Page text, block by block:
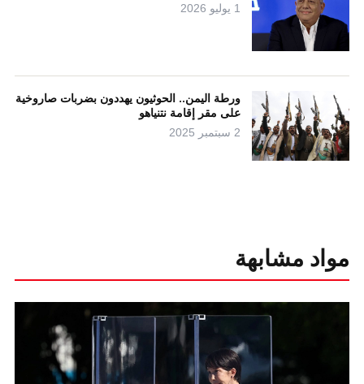
1 يوليو 2026
ورطة اليمن.. الحوثيون يهددون بضربات صاروخية
على مقر إقامة نتنياهو
2 سبتمبر 2025
مواد مشابهة